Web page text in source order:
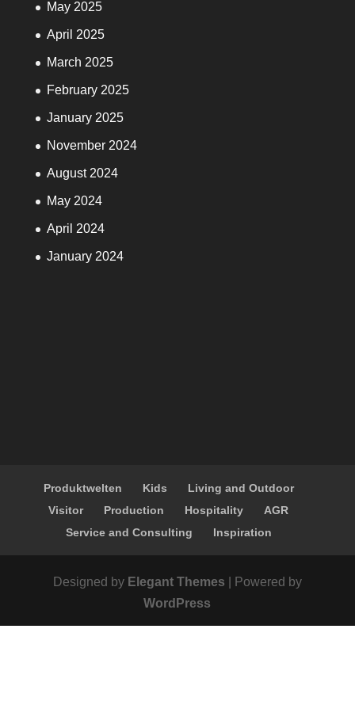
May 2025
April 2025
March 2025
February 2025
January 2025
November 2024
August 2024
May 2024
April 2024
January 2024
Produktwelten Kids
Living and Outdoor
Visitor
Production Hospitality
AGR
Service and Consulting
Inspiration
Designed by Elegant Themes | Powered by
WordPress